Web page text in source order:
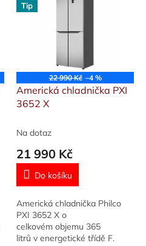
Tip
22 990 Kč –4 %
Americká chladnička PXI
3652 X
Na dotaz
21 990 Kč
Do košíku
Americká chladnička Philco
PXI 3652 X o
celkovém objemu 365
litrů v energetické třídě F.